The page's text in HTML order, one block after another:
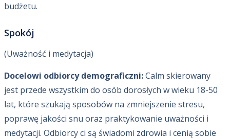
budżetu.
Spokój
(Uważność i medytacja)
Docelowi odbiorcy demograficzni:Calm skierowany
jest przede wszystkim do osób dorosłych w wieku 18-50
lat, które szukają sposobów na zmniejszenie stresu,
poprawę jakości snu oraz praktykowanie uważności i
medytacji. Odbiorcy ci są świadomi zdrowia i cenią sobie